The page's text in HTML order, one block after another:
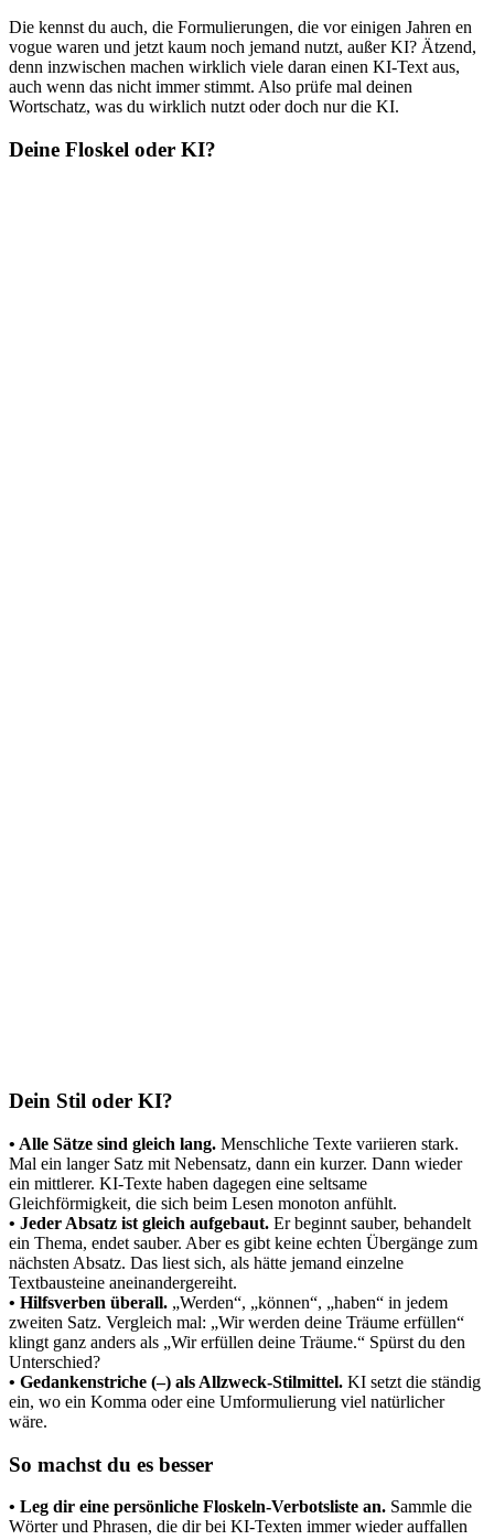
Die kennst du auch, die Formulierungen, die vor einigen Jahren en
vogue waren und jetzt kaum noch jemand nutzt, außer KI? Ätzend,
denn inzwischen machen wirklich viele daran einen KI-Text aus,
auch wenn das nicht immer stimmt. Also prüfe mal deinen
Wortschatz, was du wirklich nutzt oder doch nur die KI.
Deine Floskel oder KI?
Dein Stil oder KI?
• Alle Sätze sind gleich lang. Menschliche Texte variieren stark.
Mal ein langer Satz mit Nebensatz, dann ein kurzer. Dann wieder
ein mittlerer. KI-Texte haben dagegen eine seltsame
Gleichförmigkeit, die sich beim Lesen monoton anfühlt.
• Jeder Absatz ist gleich aufgebaut. Er beginnt sauber, behandelt
ein Thema, endet sauber. Aber es gibt keine echten Übergänge zum
nächsten Absatz. Das liest sich, als hätte jemand einzelne
Textbausteine aneinandergereiht.
• Hilfsverben überall. „Werden“, „können“, „haben“ in jedem
zweiten Satz. Vergleich mal: „Wir werden deine Träume erfüllen“
klingt ganz anders als „Wir erfüllen deine Träume.“ Spürst du den
Unterschied?
• Gedankenstriche (–) als Allzweck-Stilmittel. KI setzt die ständig
ein, wo ein Komma oder eine Umformulierung viel natürlicher
wäre.
So machst du es besser
• Leg dir eine persönliche Floskeln-Verbotsliste an. Sammle die
Wörter und Phrasen, die dir bei KI-Texten immer wieder auffallen